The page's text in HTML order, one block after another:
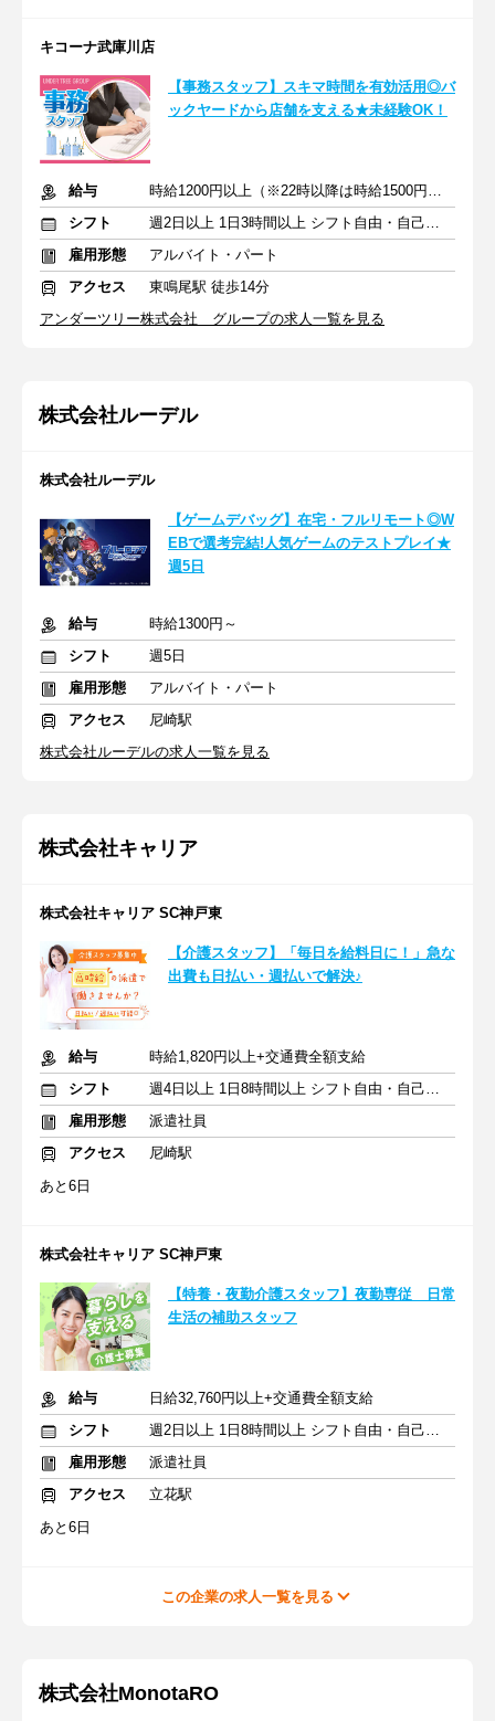
キコーナ武庫川店
【事務スタッフ】スキマ時間を有効活用◎バ
ックヤードから店舗を支える★未経験OK！
給与
時給1200円以上（※22時以降は時給1500円以上）+交通費
シフト
週2日以上 1日3時間以上 シフト自由・自己申告
雇用形態
アルバイト・パート
アクセス
東鳴尾駅 徒歩14分
アンダーツリー株式会社 グループの求人一覧を見る
株式会社ルーデル
株式会社ルーデル
【ゲームデバッグ】在宅・フルリモート◎W
EBで選考完結!人気ゲームのテストプレイ★
週5日
給与
時給1300円～
シフト
週5日
雇用形態
アルバイト・パート
アクセス
尼崎駅
株式会社ルーデルの求人一覧を見る
株式会社キャリア
株式会社キャリア SC神戸東
【介護スタッフ】「毎日を給料日に！」急な
出費も日払い・週払いで解決♪
給与
時給1,820円以上+交通費全額支給
シフト
週4日以上 1日8時間以上 シフト自由・自己申告
雇用形態
派遣社員
アクセス
尼崎駅
あと6日
株式会社キャリア SC神戸東
【特養・夜勤介護スタッフ】夜勤専従 日常
生活の補助スタッフ
給与
日給32,760円以上+交通費全額支給
シフト
週2日以上 1日8時間以上 シフト自由・自己申告
雇用形態
派遣社員
アクセス
立花駅
あと6日
この企業の求人一覧を見る
株式会社MonotaRO